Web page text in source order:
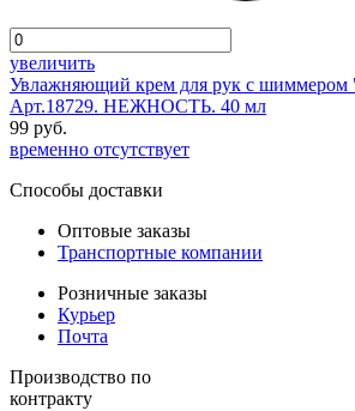
увеличить
Увлажняющий крем для рук с шиммером
Арт.18729. НЕЖНОСТЬ. 40 мл
99 руб.
временно отсутствует
Способы доставки
Оптовые заказы
Транспортные компании
Розничные заказы
Курьер
Почта
Производство по
контракту